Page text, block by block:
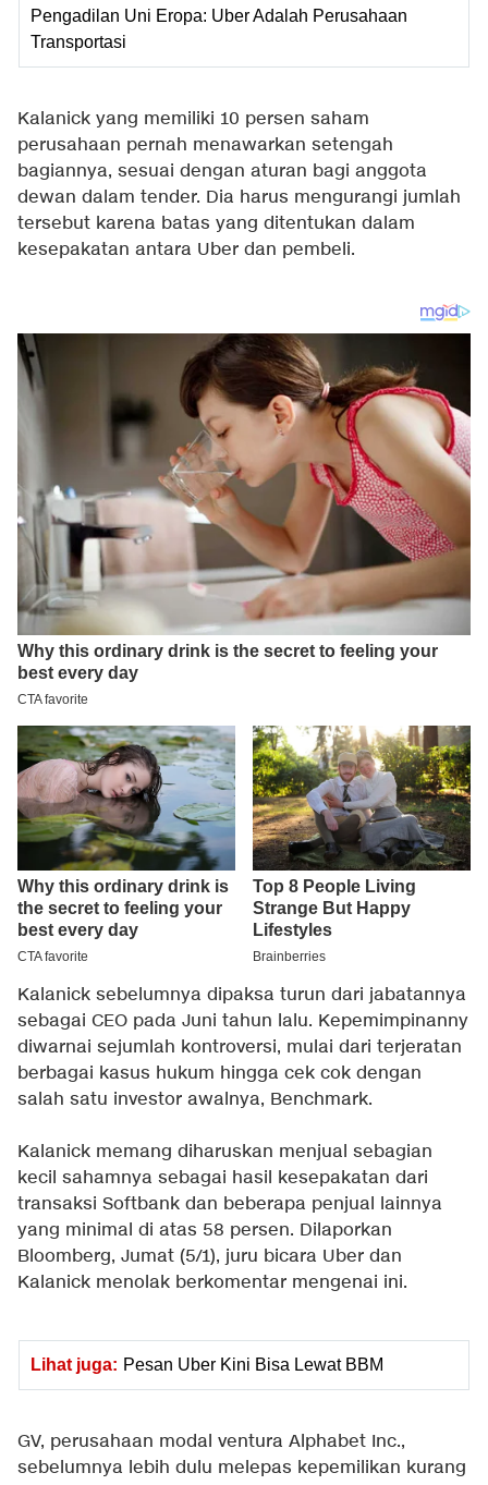
Pengadilan Uni Eropa: Uber Adalah Perusahaan
Transportasi
Kalanick yang memiliki 10 persen saham
perusahaan pernah menawarkan setengah
bagiannya, sesuai dengan aturan bagi anggota
dewan dalam tender. Dia harus mengurangi jumlah
tersebut karena batas yang ditentukan dalam
kesepakatan antara Uber dan pembeli.
Kalanick sebelumnya dipaksa turun dari jabatannya
sebagai CEO pada Juni tahun lalu. Kepemimpinanny
diwarnai sejumlah kontroversi, mulai dari terjeratan
berbagai kasus hukum hingga cek cok dengan
salah satu investor awalnya, Benchmark.
Kalanick memang diharuskan menjual sebagian
kecil sahamnya sebagai hasil kesepakatan dari
transaksi Softbank dan beberapa penjual lainnya
yang minimal di atas 58 persen. Dilaporkan
Bloomberg, Jumat (5/1), juru bicara Uber dan
Kalanick menolak berkomentar mengenai ini.
Lihat juga: Pesan Uber Kini Bisa Lewat BBM
GV, perusahaan modal ventura Alphabet Inc.,
sebelumnya lebih dulu melepas kepemilikan kurang